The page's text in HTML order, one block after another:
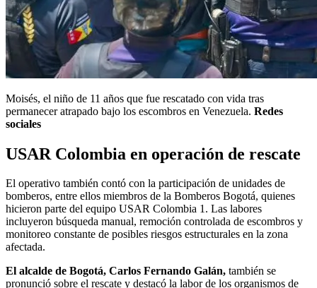
Moisés, el niño de 11 años que fue rescatado con vida tras
permanecer atrapado bajo los escombros en Venezuela. Redes
sociales
USAR Colombia en operación de rescate
El operativo también contó con la participación de unidades de
bomberos, entre ellos miembros de la Bomberos Bogotá, quienes
hicieron parte del equipo USAR Colombia 1. Las labores
incluyeron búsqueda manual, remoción controlada de escombros y
monitoreo constante de posibles riesgos estructurales en la zona
afectada.
El alcalde de Bogotá, Carlos Fernando Galán, también se
pronunció sobre el rescate y destacó la labor de los organismos de